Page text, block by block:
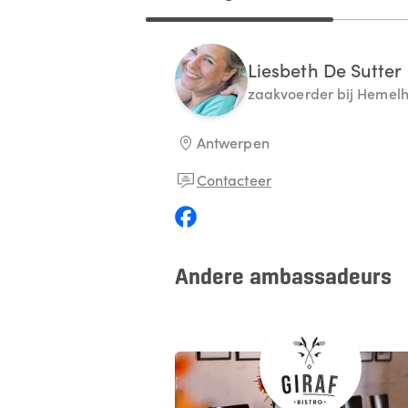
Liesbeth De Sutter
zaakvoerder bij
Antwerpen
Contacteer
Andere ambassadeurs